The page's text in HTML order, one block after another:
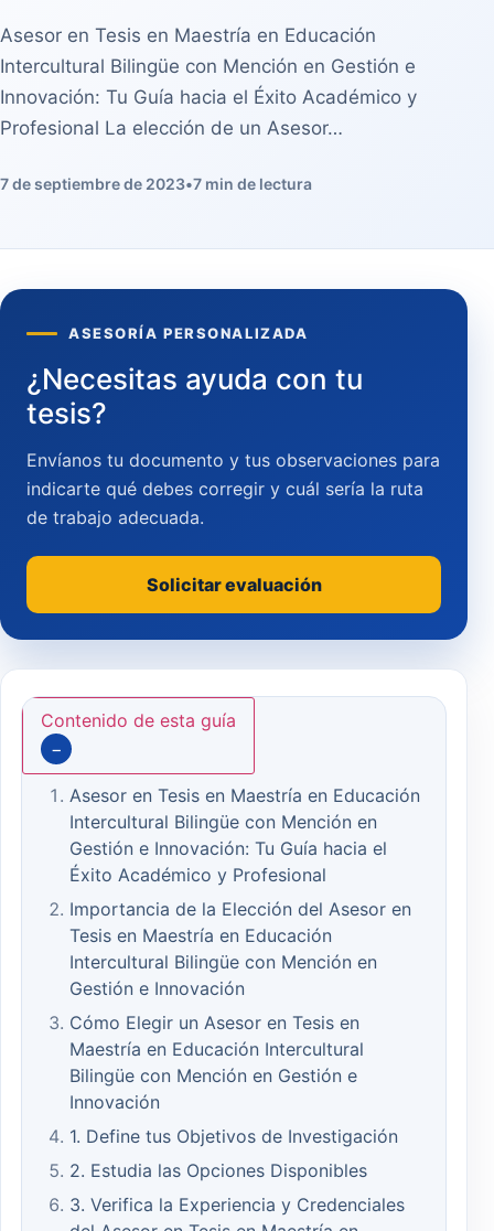
Asesor en Tesis en Maestría en Educación
Intercultural Bilingüe con Mención en Gestión e
Innovación: Tu Guía hacia el Éxito Académico y
Profesional La elección de un Asesor…
7 de septiembre de 2023•7 min de lectura
Contenido de esta guía
−
Asesor en Tesis en Maestría en Educación
Intercultural Bilingüe con Mención en
Gestión e Innovación: Tu Guía hacia el
Éxito Académico y Profesional
Importancia de la Elección del Asesor en
Tesis en Maestría en Educación
Intercultural Bilingüe con Mención en
Gestión e Innovación
Cómo Elegir un Asesor en Tesis en
Maestría en Educación Intercultural
Bilingüe con Mención en Gestión e
Innovación
1. Define tus Objetivos de Investigación
2. Estudia las Opciones Disponibles
3. Verifica la Experiencia y Credenciales
ASESORÍA PERSONALIZADA
¿Necesitas ayuda con tu
tesis?
Envíanos tu documento y tus observaciones para
indicarte qué debes corregir y cuál sería la ruta
de trabajo adecuada.
Solicitar evaluación